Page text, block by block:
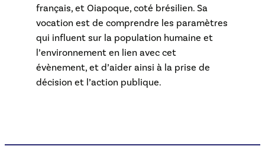
français, et Oiapoque, coté brésilien. Sa
vocation est de comprendre les paramètres
qui influent sur la population humaine et
l’environnement en lien avec cet
évènement, et d’aider ainsi à la prise de
décision et l’action publique.